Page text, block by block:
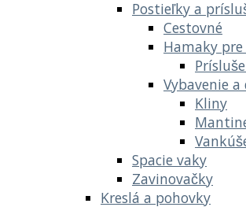
Postieľky a
Cestovné
Hamaky
Vybavenie
Kliny
Spacie vaky
Zavinovačky
Kreslá a pohovky